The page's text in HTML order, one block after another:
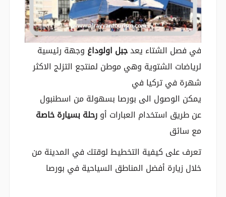
في فصل الشتاء يعدجبل اولوداغ وجهة رئيسية
لرياضات الشتوية وهي موطن لمنتجع التزلج الاكثر
شهرة في تركيا في
يمكن الوصول الى بورصا بسهولة من اسطنبول
عن طريق استخدام العبارات أورحلة بسيارة خاصة
مع سائق
تعرف على كيفية التخطيط لوقتك في المدينة من
خلال زيارة أفضل المناطق السياحية في بورصا